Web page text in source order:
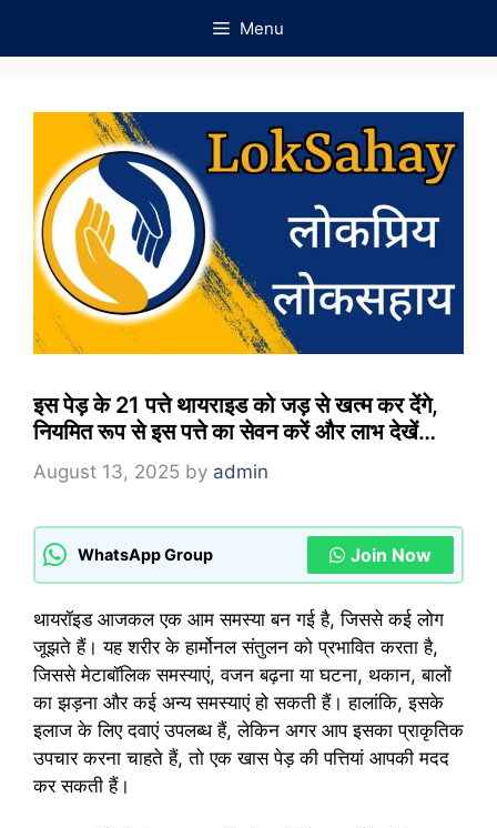
Menu
इस पेड़ के 21 पत्ते थायराइड को जड़ से खत्म कर देंगे,
नियमित रूप से इस पत्ते का सेवन करें और लाभ देखें…
August 13, 2025 by admin
WhatsApp Group Join Now
थायरॉइड आजकल एक आम समस्या बन गई है, जिससे कई लोग
जूझते हैं। यह शरीर के हार्मोनल संतुलन को प्रभावित करता है,
जिससे मेटाबॉलिक समस्याएं, वजन बढ़ना या घटना, थकान, बालों
का झड़ना और कई अन्य समस्याएं हो सकती हैं। हालांकि, इसके
इलाज के लिए दवाएं उपलब्ध हैं, लेकिन अगर आप इसका प्राकृतिक
उपचार करना चाहते हैं, तो एक खास पेड़ की पत्तियां आपकी मदद
कर सकती हैं।